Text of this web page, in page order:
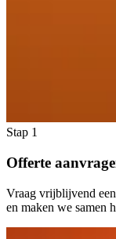
Stap 1
Offerte
Vraag vrijblijvend
en maken we samen